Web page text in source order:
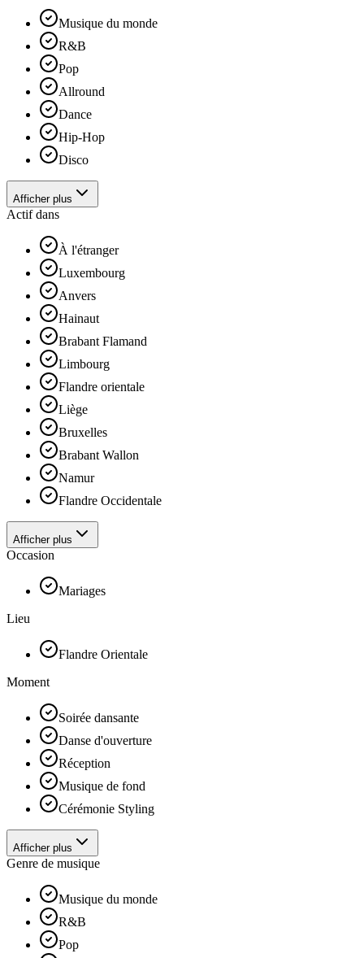
Musique du monde
R&B
Pop
Allround
Dance
Hip-Hop
Disco
Afficher plus
Actif dans
À l'étranger
Luxembourg
Anvers
Hainaut
Brabant Flamand
Limbourg
Flandre orientale
Liège
Bruxelles
Brabant Wallon
Namur
Flandre Occidentale
Afficher plus
Occasion
Mariages
Lieu
Flandre Orientale
Moment
Soirée dansante
Danse d'ouverture
Réception
Musique de fond
Cérémonie Styling
Afficher plus
Genre de musique
Musique du monde
R&B
Pop